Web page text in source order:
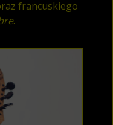
francuskiego
.